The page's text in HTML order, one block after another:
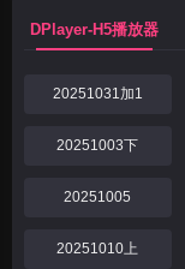
DPlayer-H5播放器
20251031加1
20251003下
20251005
20251010上